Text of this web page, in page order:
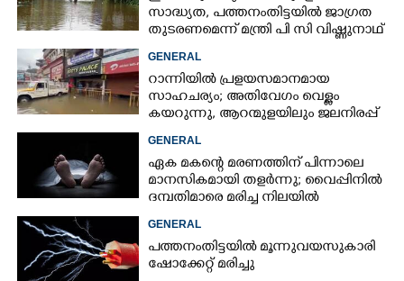
സാദ്ധ്യത,​ പത്തനംതിട്ടയിൽ ജാഗ്രത
തുടരണമെന്ന് മന്ത്രി പി സി വിഷ്ണുനാഥ്
GENERAL
റാന്നിയിൽ പ്രളയസമാനമായ
സാഹചര്യം; അതിവേഗം വെള്ളം
കയറുന്നു, ആറന്മുളയിലും ജലനിരപ്പ്
ഉയരുന്നു
GENERAL
ഏക മകന്റെ മരണത്തിന് പിന്നാലെ
മാനസികമായി തളർന്നു; വൈപ്പിനിൽ
ദമ്പതിമാരെ മരിച്ച നിലയിൽ
കണ്ടെത്തി
GENERAL
പത്തനംതിട്ടയിൽ മൂന്നുവയസുകാരി
ഷോക്കേറ്റ് മരിച്ചു